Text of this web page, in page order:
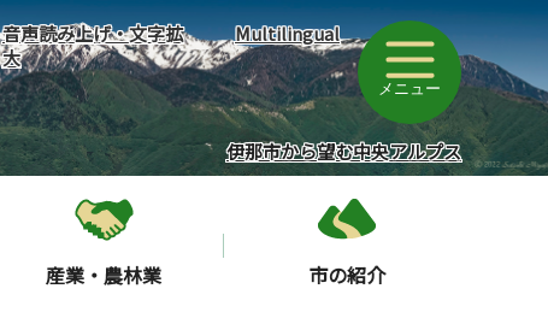
音声読み上げ・文字拡
大
Multilingual
メニュー
伊那市から望む中央アルプス
産業・農林業 市の紹介